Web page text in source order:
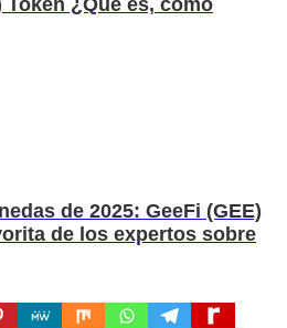
de 2025: GeeFi (GEE)
de los expertos sobre